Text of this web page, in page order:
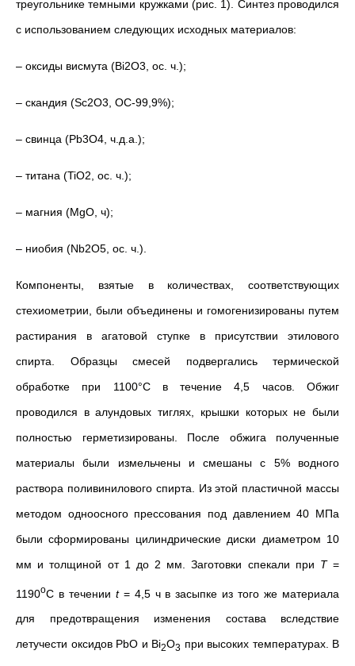
треугольнике темными кружками (рис. 1). Синтез проводился
с использованием следующих исходных материалов:
– оксиды висмута (Bi2O3, ос. ч.);
– скандия (Sc2O3, OC-99,9%);
– свинца (Pb3O4, ч.д.а.);
– титана (TiO2, ос. ч.);
– магния (MgO, ч);
– ниобия (Nb2O5, ос. ч.).
Компоненты, взятые в количествах, соответствующих
стехиометрии, были объединены и гомогенизированы путем
растирания в агатовой ступке в присутствии этилового
спирта. Образцы смесей подвергались термической
обработке при 1100°C в течение 4,5 часов. Обжиг
проводился в алундовых тиглях, крышки которых не были
полностью герметизированы. После обжига полученные
материалы были измельчены и смешаны с 5% водного
раствора поливинилового спирта. Из этой пластичной массы
методом одноосного прессования под давлением 40 МПа
были сформированы цилиндрические диски диаметром 10
мм и толщиной от 1 до 2 мм. Заготовки спекали при T=
1190oС в течении t = 4,5 ч в засыпке из того же материала
для предотвращения изменения состава вследствие
летучести оксидов PbO и Bi2O3 при высоких температурах. В